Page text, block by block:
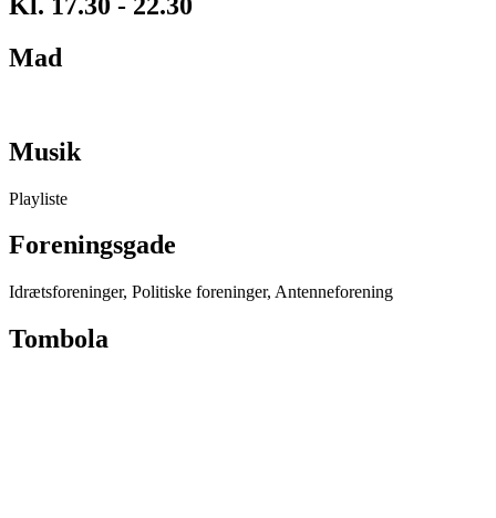
Mad
Musik
Playliste
Foreningsgade
Idrætsforeninger, Politiske foreninger, Antenneforening
Tombola